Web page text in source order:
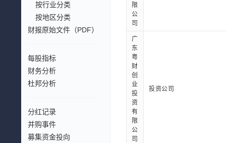
按行业分类
按地区分类
财报原始文件（PDF）
每股指标
财务分析
杜邦分析
分红记录
并购事件
募集资金投向
限
公
司
广
东
粤
财
创
业
投
资
有
限
公
司
投资公司